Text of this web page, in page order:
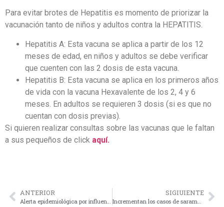
Para evitar brotes de Hepatitis es momento de priorizar la
vacunación tanto de niños y adultos contra la HEPATITIS.
Hepatitis A: Esta vacuna se aplica a partir de los 12
meses de edad, en niños y adultos se debe verificar
que cuenten con las 2 dosis de esta vacuna.
Hepatitis B: Esta vacuna se aplica en los primeros años
de vida con la vacuna Hexavalente de los 2, 4 y 6
meses. En adultos se requieren 3 dosis (si es que no
cuentan con dosis previas).
Si quieren realizar consultas sobre las vacunas que le faltan
a sus pequeños de click aquí.
ANTERIOR SIGIUIENTE